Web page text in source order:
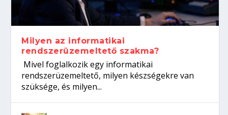
koffeinről?
Így növelheted az esélyedet az
állásinterjúra...
Tanulj szakmát!
Milyen az informatikai
rendszerüzemeltető szakma?
Mivel foglalkozik egy informatikai
rendszerüzemeltető, milyen készségekre van
szüksége, és milyen...